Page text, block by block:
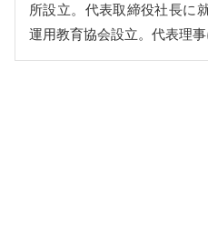
所設立。代表取締役社長に
運用教育協会設立。代表理事